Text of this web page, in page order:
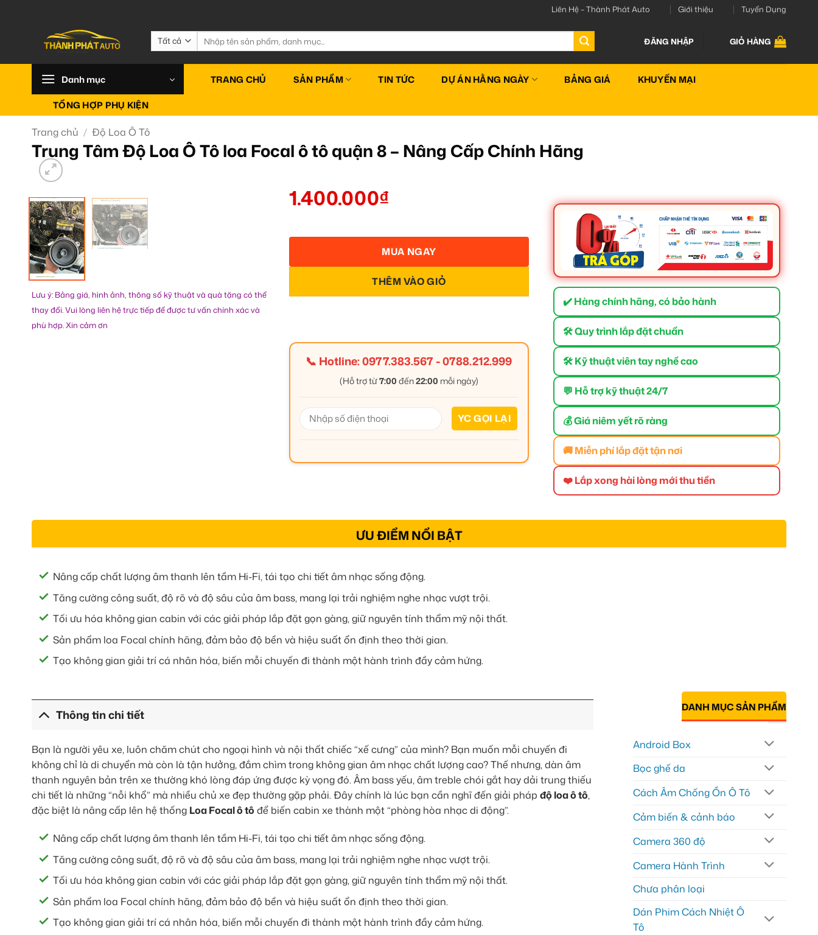
Liên Hệ – Thành Phát Auto Giới thiệu Tuyển Dụng
Tìm
kiếm:
ĐĂNG NHẬP GIỎ HÀNG
Danh mục TRANG CHỦ SẢN PHẨM TIN TỨC DỰ ÁN HẰNG NGÀY BẢNG GIÁ KHUYẾN MẠI
TỔNG HỢP PHỤ KIỆN
Trang chủ / Độ Loa Ô Tô
Trung Tâm Độ Loa Ô Tô loa Focal ô tô quận 8 – Nâng Cấp Chính Hãng
Lưu ý: Bảng giá, hình ảnh, thông số kỹ thuật và quà tặng có thể
thay đổi. Vui lòng liên hệ trực tiếp để được tư vấn chính xác và
phù hợp. Xin cảm ơn
1.400.000₫
THÊM VÀO GIỎ
MUA NGAY
📞 Hotline:0977.383.567-0788.212.999
(Hỗ trợ từ7:00 đến22:00 mỗi ngày)
✔️ Hàng chính hãng, có bảo hành
🛠 Quy trình lắp đặt chuẩn
🛠 Kỹ thuật viên tay nghề cao
💬 Hỗ trợ kỹ thuật 24/7
💰 Giá niêm yết rõ ràng
🚚 Miễn phí lắp đặt tận nơi
❤️ Lắp xong hài lòng mới thu tiền
ƯU ĐIỂM NỔI BẬT
Nâng cấp chất lượng âm thanh lên tầm Hi-Fi, tái tạo chi tiết âm nhạc sống động.
Tăng cường công suất, độ rõ và độ sâu của âm bass, mang lại trải nghiệm nghe nhạc vượt trội.
Tối ưu hóa không gian cabin với các giải pháp lắp đặt gọn gàng, giữ nguyên tính thẩm mỹ nội thất.
Sản phẩm loa Focal chính hãng, đảm bảo độ bền và hiệu suất ổn định theo thời gian.
Tạo không gian giải trí cá nhân hóa, biến mỗi chuyến đi thành một hành trình đầy cảm hứng.
Thông tin chi tiết
Bạn là người yêu xe, luôn chăm chút cho ngoại hình và nội thất chiếc “xế cưng” của mình? Bạn muốn mỗi chuyến đi
không chỉ là di chuyển mà còn là tận hưởng, đắm chìm trong không gian âm nhạc chất lượng cao? Thế nhưng, dàn âm
thanh nguyên bản trên xe thường khó lòng đáp ứng được kỳ vọng đó. Âm bass yếu, âm treble chói gắt hay dải trung thiếu
chi tiết là những “nỗi khổ” mà nhiều chủ xe đẹp thường gặp phải. Đây chính là lúc bạn cần nghĩ đến giải pháp độ loa ô tô,
đặc biệt là nâng cấp lên hệ thống Loa Focal ô tô để biến cabin xe thành một “phòng hòa nhạc di động”.
Nâng cấp chất lượng âm thanh lên tầm Hi-Fi, tái tạo chi tiết âm nhạc sống động.
Tăng cường công suất, độ rõ và độ sâu của âm bass, mang lại trải nghiệm nghe nhạc vượt trội.
Tối ưu hóa không gian cabin với các giải pháp lắp đặt gọn gàng, giữ nguyên tính thẩm mỹ nội thất.
Sản phẩm loa Focal chính hãng, đảm bảo độ bền và hiệu suất ổn định theo thời gian.
Tạo không gian giải trí cá nhân hóa, biến mỗi chuyến đi thành một hành trình đầy cảm hứng.
DANH MỤC SẢN PHẨM
Android Box
Bọc ghế da
Cách Âm Chống Ồn Ô Tô
Cảm biến & cảnh báo
Camera 360 độ
Camera Hành Trình
Chưa phân loại
Dán Phim Cách Nhiệt Ô
Tô